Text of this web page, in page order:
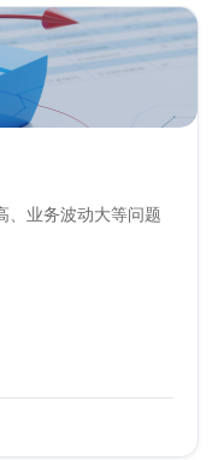
、业务波动大等问题